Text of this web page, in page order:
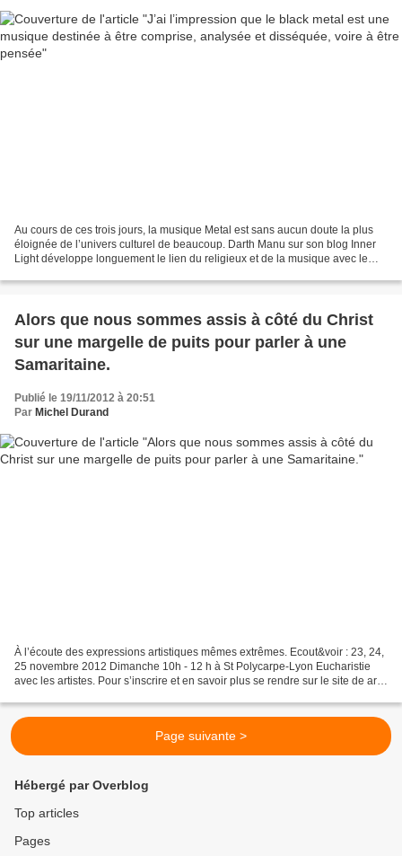
Au cours de ces trois jours, la musique Metal est sans aucun doute la plus
éloignée de l’univers culturel de beaucoup. Darth Manu sur son blog Inner
Light développe longuement le lien du religieux et de la musique avec le
Alors que nous sommes assis à côté du Christ
sur une margelle de puits pour parler à une
Samaritaine.
Publié le 19/11/2012 à 20:51
Par Michel Durand
À l’écoute des expressions artistiques mêmes extrêmes. Ecout&voir : 23, 24,
25 novembre 2012 Dimanche 10h - 12 h à St Polycarpe-Lyon Eucharistie
avec les artistes. Pour s’inscrire et en savoir plus se rendre sur le site de arts,
Page suivante >
Hébergé par Overblog
Top articles
Pages